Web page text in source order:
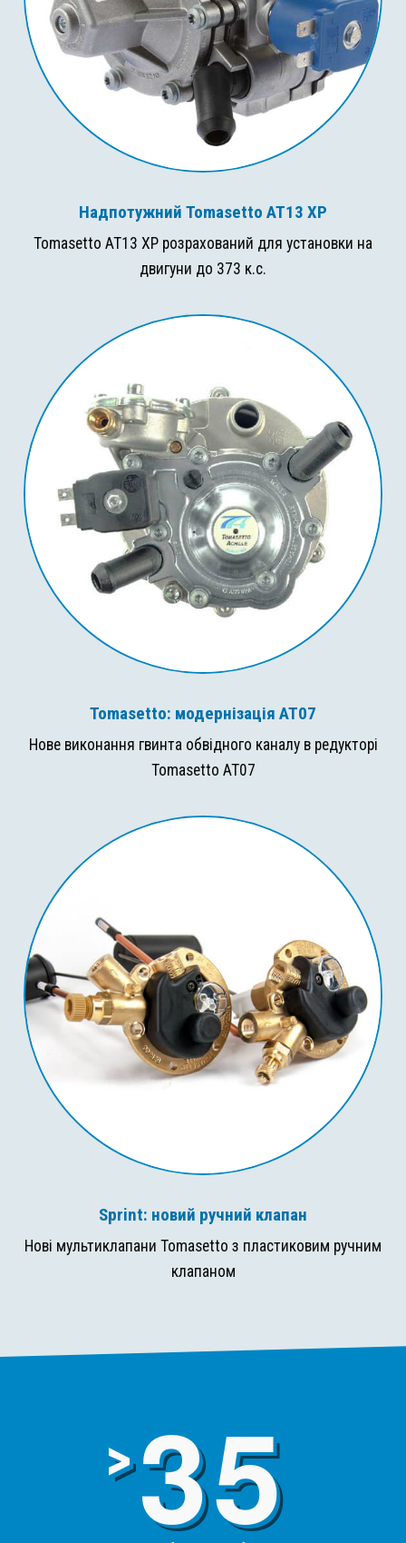
Надпотужний Tomasetto AT13 XP
Tomasetto AT13 XP розрахований для установки на
двигуни до 373 к.с.
Tomasetto: модернізація AT07
Нове виконання гвинта обвідного каналу в редукторі
Tomasetto AT07
Sprint: новий ручний клапан
Нові мультиклапани Tomasetto з пластиковим ручним
клапаном
>3